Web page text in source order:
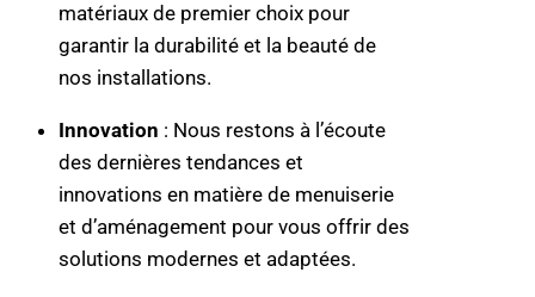
matériaux de premier choix pour
garantir la durabilité et la beauté de
nos installations.
Innovation : Nous restons à l’écoute
des dernières tendances et
innovations en matière de menuiserie
et d’aménagement pour vous offrir des
solutions modernes et adaptées.